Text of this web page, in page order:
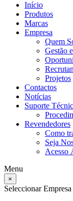
Início
Produtos
Marcas
Empresa
Quem
Gestão
Projetos
Contactos
Notícias
Suporte
Revendedores
Como
Seja
Acesso
Menu
×
Seleccionar Empresa